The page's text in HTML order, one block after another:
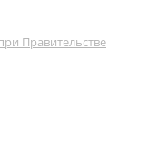
Правительстве